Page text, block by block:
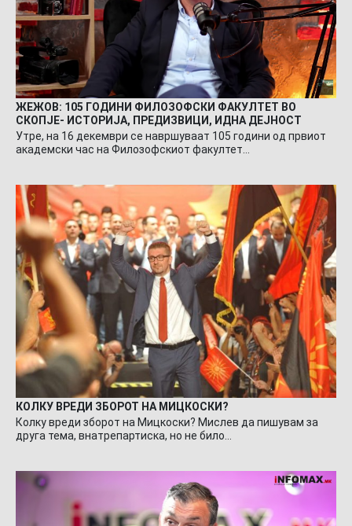
ЖЕЖОВ: 105 ГОДИНИ ФИЛОЗОФСКИ ФАКУЛТЕТ ВО
СКОПЈЕ- ИСТОРИЈА, ПРЕДИЗВИЦИ, ИДНА ДЕЈНОСТ
Утре, на 16 декември се навршуваат 105 години од првиот
академски час на Филозофскиот факултет…
КОЛКУ ВРЕДИ ЗБОРОТ НА МИЦКОСКИ?
Колку вреди зборот на Мицкоски? Мислев да пишувам за
друга тема, внатрепартиска, но не било…